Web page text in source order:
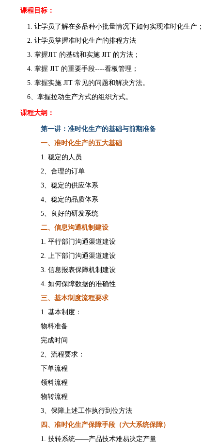
课程目标：
1. 让学员了解在多品种小批量情况下如何实现准时化生产 ；
2. 让学员掌握准时化生产的排程方法
3. 掌握JIT 的基础和实施 JIT 的方法；
4. 掌握 JIT 的重要手段----看板管理；
5. 掌握实施 JIT 常见的问题和解决方法。
6、掌握拉动生产方式的组织方式。
课程大纲：
第一讲： 准时化生产的基础与前期准备
一、准时化生产的五大基础
1. 稳定的人员
2、合理的订单
3、稳定的供应体系
4、稳定的品质体系
5、良好的研发系统
二、信息沟通机制建设
1. 平行部门沟通渠道建设
2. 上下部门沟通渠道建设
3. 信息报表保障机制建设
4. 如何保障数据的准确性
三、基本制度流程要求
1. 基本制度：
物料准备
完成时间
2、流程要求：
下单流程
领料流程
物转流程
3、保障上述工作执行到位方法
四、准时化生产保障手段（六大系统保障）
1. 技转系统——产品技术难易决定产量